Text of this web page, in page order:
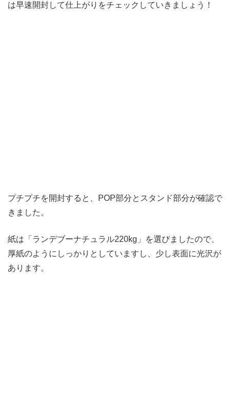
は早速開封して仕上がりをチェックしていきましょう！
プチプチを開封すると、POP部分とスタンド部分が確認で
きました。
紙は「ランデブーナチュラル220kg」を選びましたので、
厚紙のようにしっかりとしていますし、少し表面に光沢が
あります。